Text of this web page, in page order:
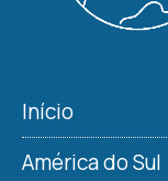
Início
América do Sul